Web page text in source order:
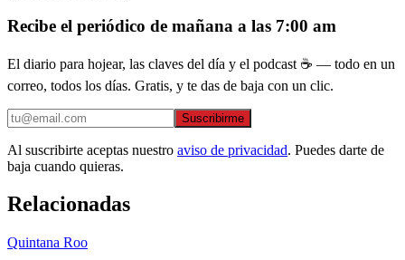
Recibe el periódico de mañana a las 7:00 am
El diario para hojear, las claves del día y el podcast ☕ — todo en un
correo, todos los días. Gratis, y te das de baja con un clic.
Suscribirme
Al suscribirte aceptas nuestro aviso de privacidad. Puedes darte de
baja cuando quieras.
Relacionadas
Quintana Roo